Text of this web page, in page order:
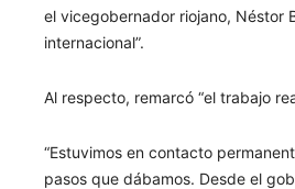
el vicegobernador riojano, Néstor
internacional”.
Al respecto, remarcó “el trabajo
“Estuvimos en contacto
pasos que dábamos. Desde el